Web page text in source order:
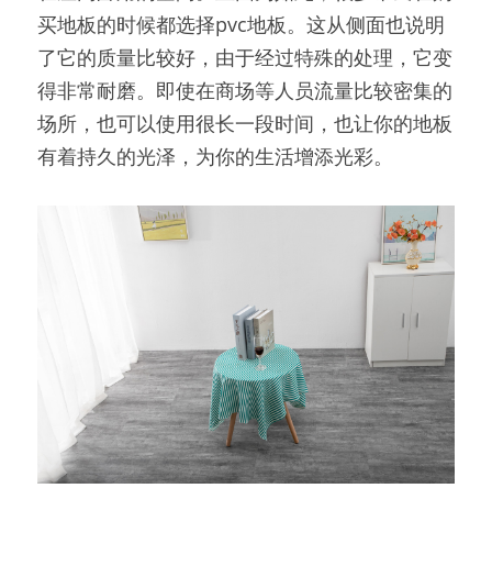
买地板的时候都选择pvc地板。这从侧面也说明
了它的质量比较好，由于经过特殊的处理，它变
得非常耐磨。即使在商场等人员流量比较密集的
场所，也可以使用很长一段时间，也让你的地板
有着持久的光泽，为你的生活增添光彩。